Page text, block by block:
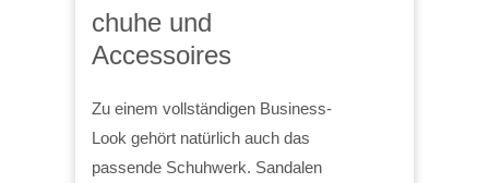
chuhe und
Accessoires
Zu einem vollständigen Business-
Look gehört natürlich auch das
passende Schuhwerk. Sandalen